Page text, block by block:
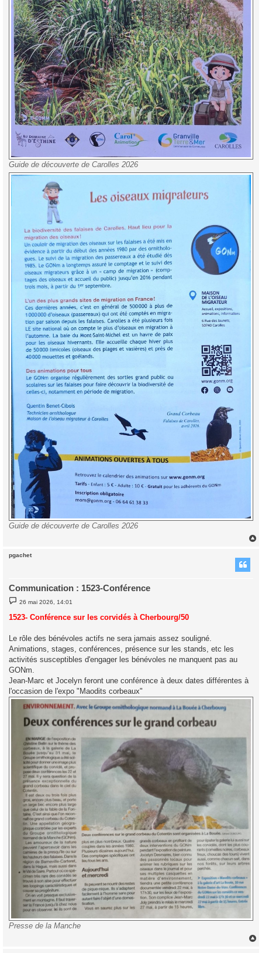
Guide de découverte de Carolles 2026
Guide de découverte de Carolles 2026
pgachet
Communication : 1523-Conférence
M
e
s
s
e
26 mai 2026, 14:01
1523- Conférence sur les corvidés à Cherbourg/50
Le rôle des bénévoles actifs ne sera jamais assez souligné.
Animations, stages, conférences, présence sur les stands, etc les
activités susceptibles d'engager les bénévoles ne manquent pas au
GONm.
Jean-Marc et Jocelyn feront une conférence à deux dates différentes à
l'occasion de l'expo "Maodits corbeaux"
Presse de la Manche